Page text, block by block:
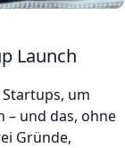
Launch
um
– und das, ohne
Gründe,